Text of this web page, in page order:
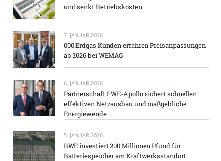
und senkt Betriebskosten
7. JANUAR 2026
000 Erdgas Kunden erfahren Preisanpassungen
ab 2026 bei WEMAG
6. JANUAR 2026
Partnerschaft RWE-Apollo sichert schnellen
effektiven Netzausbau und maßgebliche
Energiewende
5. JANUAR 2026
RWE investiert 200 Millionen Pfund für
Batteriespeicher am Kraftwerksstandort